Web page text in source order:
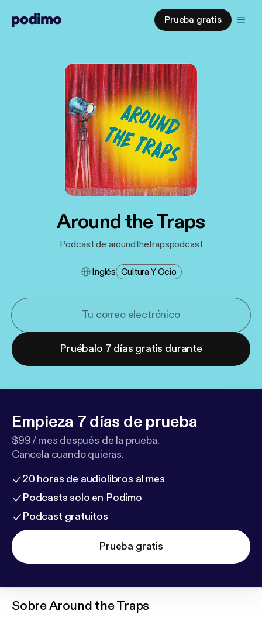
Prueba gratis
Around the Traps
Podcast de aroundthetrapspodcast
Inglés Cultura Y Ocio
Pruébalo 7 días gratis durante
Empieza 7 días de prueba
$99 / mes después de la prueba.
Cancela cuando quieras.
20 horas de audiolibros al mes
Podcasts solo en Podimo
Podcast gratuitos
Prueba gratis
SobreAround the Traps